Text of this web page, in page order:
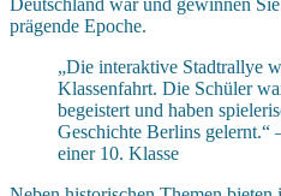
Deutschland war und gewinnen
prägende Epoche.
„Die interaktive Stadtrallye
Klassenfahrt. Die Schüler
begeistert und haben
Geschichte Berlins gelernt.“
einer 10. Klasse